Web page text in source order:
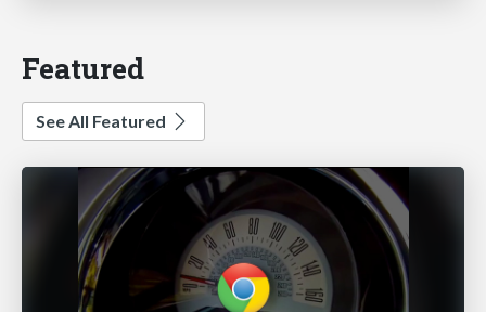
Featured
See All Featured